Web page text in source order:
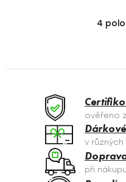
4
ověřeno
v
při